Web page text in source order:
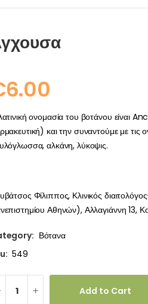
6.00
ονομασία του βοτάνου είναι
και την συναντούμε με
αλκάνη, λύκοψις.
Φίλιππος, Κλινικός
Αθηνών), Αλλαγιάννη 13,
Βότανα
549
Add to Cart